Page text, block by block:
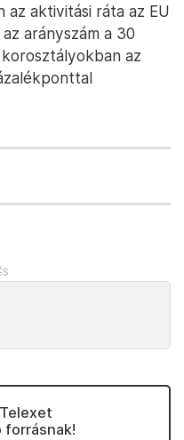
az aktivitási ráta az EU
arányszám a 30
az
forrásnak!